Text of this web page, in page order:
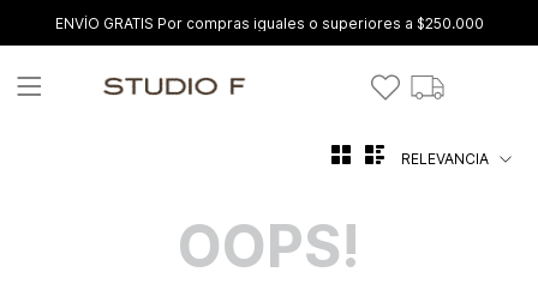
ENVÍO GRATIS Por compras iguales o superiores a $250.000
RELEVANCIA
OOPS!